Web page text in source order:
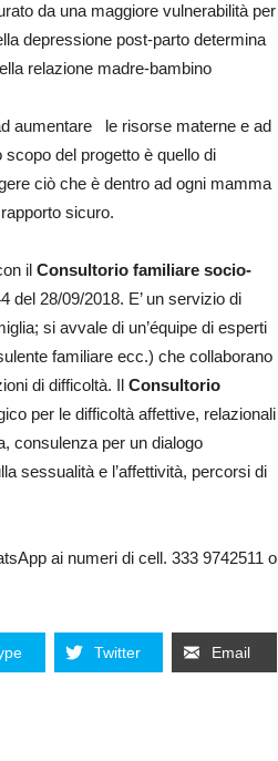
da una maggiore vulnerabilità per
depressione post-parto determina
relazione madre-bambino
aumentare le risorse materne e ad
del progetto è quello di
ciò che è dentro ad ogni mamma
sicuro.
il Consultorio familiare socio-
del 28/09/2018. E’ un servizio di
si avvale di un’équipe di esperti
familiare ecc.) che collaborano
di difficoltà. Il Consultorio
per le difficoltà affettive, relazionali
consulenza per un dialogo
sessualità e l’affettività, percorsi di
ai numeri di cell. 333 9742511 o
Twitter Email